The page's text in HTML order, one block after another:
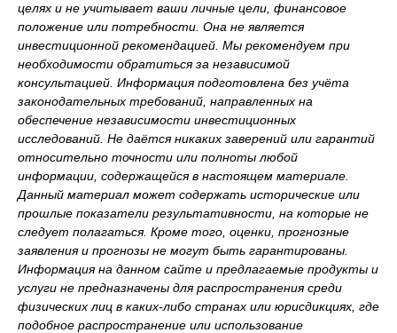
целях и не учитывает ваши личные цели, финансовое
положение или потребности. Она не является
инвестиционной рекомендацией. Мы рекомендуем при
необходимости обратиться за независимой
консультацией. Информация подготовлена без учёта
законодательных требований, направленных на
обеспечение независимости инвестиционных
исследований. Не даётся никаких заверений или гарантий
относительно точности или полноты любой
информации, содержащейся в настоящем материале.
Данный материал может содержать исторические или
прошлые показатели результативности, на которые не
следует полагаться. Кроме того, оценки, прогнозные
заявления и прогнозы не могут быть гарантированы.
Информация на данном сайте и предлагаемые продукты и
услуги не предназначены для распространения среди
физических лиц в каких-либо странах или юрисдикциях, где
подобное распространение или использование